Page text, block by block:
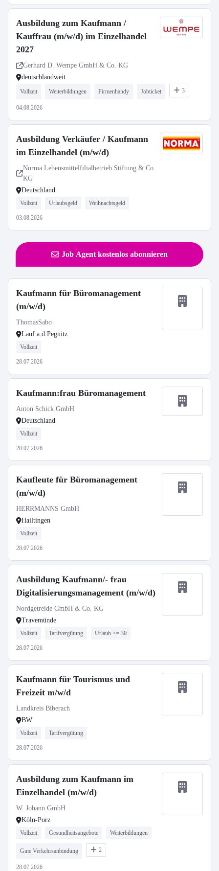
Ausbildung zum Kaufmann /
Kauffrau (m/w/d) im Einzelhandel
2027
Gerhard D. Wempe GmbH & Co. KG
deutschlandweit
Vollzeit Weiterbildungen Firmenhandy Jobticket 3
04.08.2026
Ausbildung Verkäufer / Kaufmann
im Einzelhandel (m/w/d)
Norma Lebensmittelfilialbetrieb Stiftung & Co.
KG
Deutschland
Vollzeit Urlaubsgeld Weihnachtsgeld
03.08.2026
Job Agent kostenlos abonnieren
Kaufmann für Büromanagement
(m/w/d)
ThomasSabo
Lauf a.d.Pegnitz
Vollzeit
28.07.2026
Kaufmann:frau Büromanagement
Anton Schick GmbH
Deutschland
Vollzeit
28.07.2026
Kaufleute für Büromanagement
(m/w/d)
HERRMANNS GmbH
Hailtingen
Vollzeit
28.07.2026
Ausbildung Kaufmann/- frau
Digitalisierungsmanagement (m/w/d)
Nordgetreide GmbH & Co. KG
Travemünde
Vollzeit Tarifvergütung Urlaub >= 30
28.07.2026
Kaufmann für Tourismus und
Freizeit m/w/d
Landkreis Biberach
BW
Vollzeit Tarifvergütung
28.07.2026
Ausbildung zum Kaufmann im
Einzelhandel (m/w/d)
W. Johann GmbH
Köln-Porz
Vollzeit Gesundheitsangebote Weiterbildungen
Gute Verkehrsanbindung 2
28.07.2026